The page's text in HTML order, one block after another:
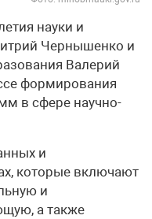
науки и
Чернышенко и
Валерий
формирования
в сфере научно-
и
которые включают
и
а также